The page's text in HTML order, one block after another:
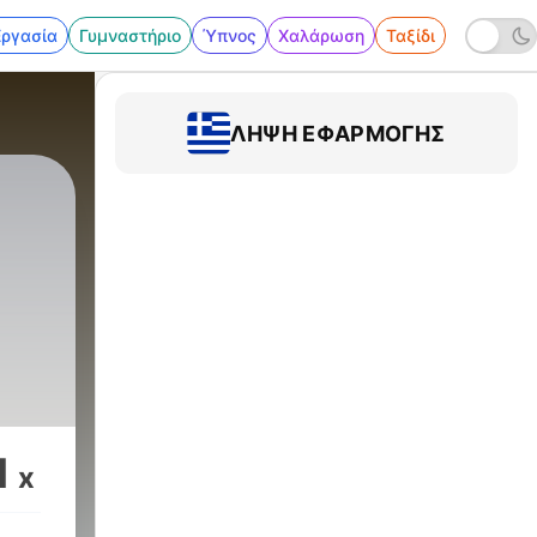
Γυμναστήριο Ύπνος Χαλάρωση Ταξίδι
x
ΛΉΨΗ ΕΦΑΡΜΟΓΉΣ